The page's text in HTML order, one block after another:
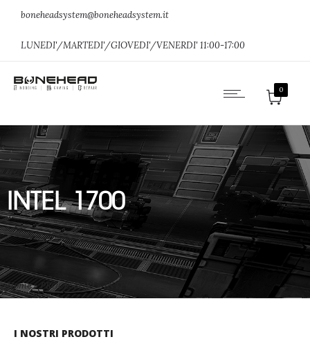
boneheadsystem@boneheadsystem.it
LUNEDI'/MARTEDI'/GIOVEDI'/VENERDI' 11:00-17:00
0
INTEL 1700
Home»PROCESSORI»INTEL 1700
I NOSTRI PRODOTTI